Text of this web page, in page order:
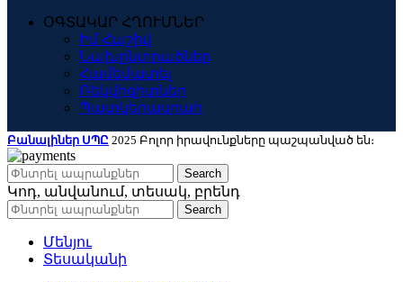
ՕԳՏԱԿԱՐ ՀՂՈՒՄՆԵՐ
Իմ Հաշիվ
Նախընտրածներ
Համեմատել
Ռեկվիզիտներ
Պատկերասրահ
Բանալիներ ՍՊԸ 2025 Բոլոր իրավունքները պաշպանված են։
Search
Կոդ, անվանում, տեսակ, բրենդ
Search
Մենյու
Տեսականի